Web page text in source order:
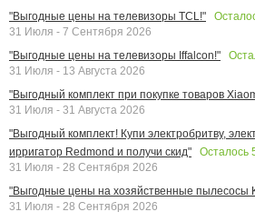
"Выгодные цены на телевизоры TCL!"
31 Июля - 7 Сентября 2026
"Выгодные цены на телевизоры Iffalcon!"
31 Июля - 13 Августа 2026
"Выгодный комплект при покупке товаров
31 Июля - 31 Августа 2026
"Выгодный комплект! Купи электробритву,
ирригатор Redmond и получи скид"
Осталось
31 Июля - 28 Сентября 2026
"Выгодные цены на хозяйственные пылесосы
31 Июля - 28 Сентября 2026